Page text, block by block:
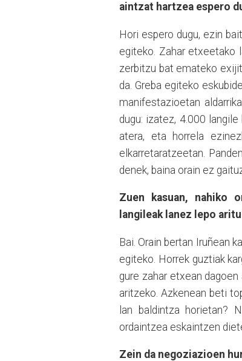
aintzat hartzea espero
Hori espero dugu, ezin
egiteko. Zahar etxeetako
zerbitzu bat emateko
da. Greba egiteko
manifestazioetan
dugu: izatez, 4.000
atera, eta horrela
elkarretaratzeetan.
denek, baina orain ez
Zuen kasuan, nahiko
langileak lanez lepo
Bai. Orain bertan Iruñean
egiteko. Horrek guztiak
gure zahar etxean
aritzeko. Azkenean beti
lan baldintza horietan?
ordaintzea eskaintzen
Zein da negoziazioen